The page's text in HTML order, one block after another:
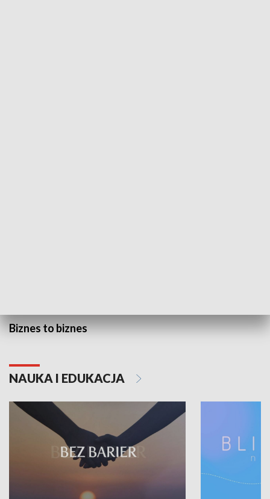
Biznes to biznes
NAUKA I EDUKACJA